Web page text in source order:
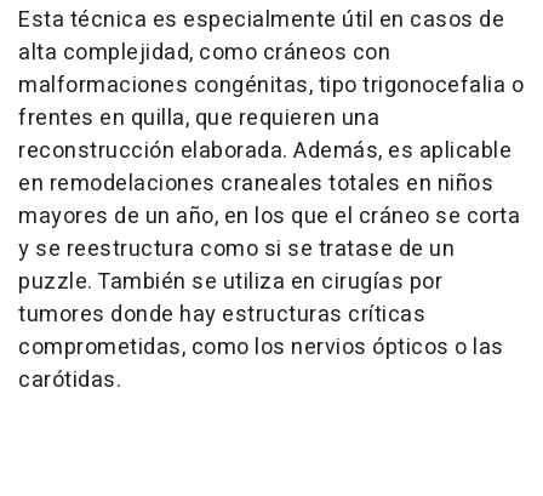
Esta técnica es especialmente útil en casos de
alta complejidad, como cráneos con
malformaciones congénitas, tipo trigonocefalia o
frentes en quilla, que requieren una
reconstrucción elaborada. Además, es aplicable
en remodelaciones craneales totales en niños
mayores de un año, en los que el cráneo se corta
y se reestructura como si se tratase de un
puzzle. También se utiliza en cirugías por
tumores donde hay estructuras críticas
comprometidas, como los nervios ópticos o las
carótidas.